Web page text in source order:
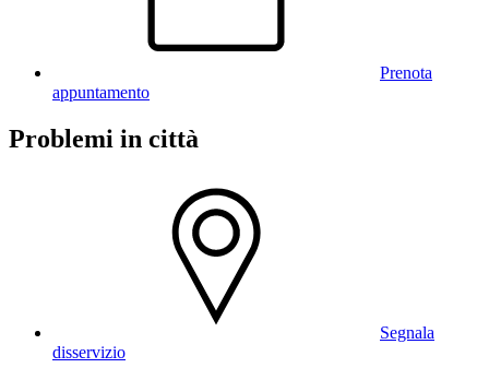
Prenota
appuntamento
Problemi in città
Segnala
disservizio